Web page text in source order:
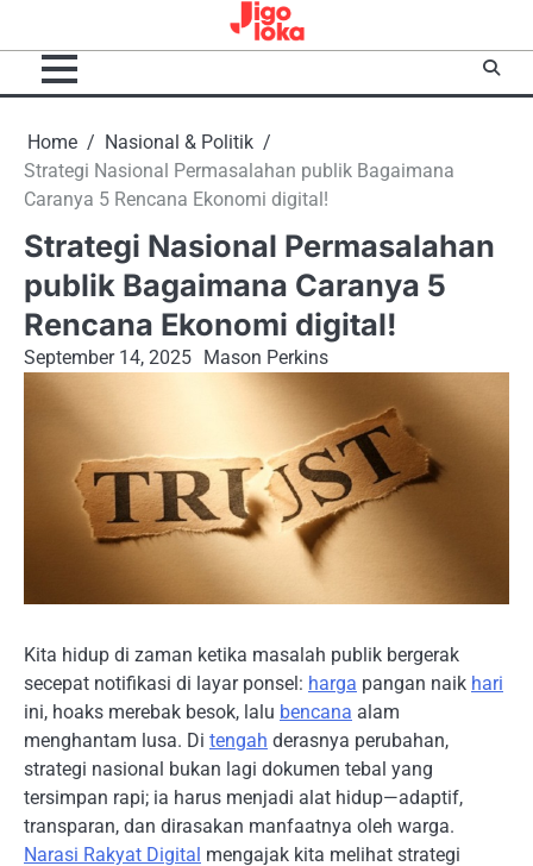
content
Home
Nasional & Politik
Strategi Nasional Permasalahan publik Bagaimana
Caranya 5 Rencana Ekonomi digital!
Strategi Nasional Permasalahan
publik Bagaimana Caranya 5
Rencana Ekonomi digital!
September 14, 2025 Mason Perkins
Kita hidup di zaman ketika masalah publik bergerak
secepat notifikasi di layar ponsel: harga pangan naik hari
ini, hoaks merebak besok, lalu bencana alam
menghantam lusa. Di tengah derasnya perubahan,
strategi nasional bukan lagi dokumen tebal yang
tersimpan rapi; ia harus menjadi alat hidup—adaptif,
transparan, dan dirasakan manfaatnya oleh warga.
Narasi Rakyat Digital mengajak kita melihat strategi